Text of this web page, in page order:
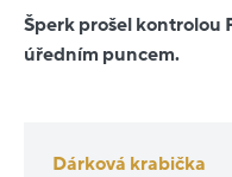
Šperk prošel kontrolou
úředním puncem.
Dárková krabička